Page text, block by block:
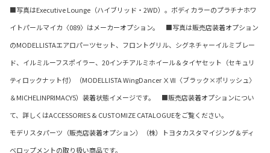
■写真はExecutive Lounge（ハイブリッド・2WD）。ボディカラーのプラチナホワ
イトパールマイカ〈089〉はメーカーオプション。 ■写真は販売店装着オプション
のMODELLISTAエアロパーツセット、フロントグリル、シグネチャーイルミブレー
ド、イルミルーフスポイラー、20インチアルミホイール＆タイヤセット（セキュリ
ティロックナット付）（MODELLISTA WingDancer ⅩⅦ〈ブラック×ポリッシュ〉
＆MICHELINPRIMACY5）装着状態イメージです。 ■販売店装着オプションについ
て、詳しくはACCESSORIES & CUSTOMIZE CATALOGUEをご覧ください。
モデリスタパーツ（販売店装着オプション）（株）トヨタカスタマイジング＆ディ
ベロップメントの取り扱い商品です。